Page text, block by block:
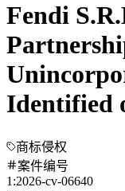
Fendi
Identified
商标侵权
案件编号
1:2026-cv-06640